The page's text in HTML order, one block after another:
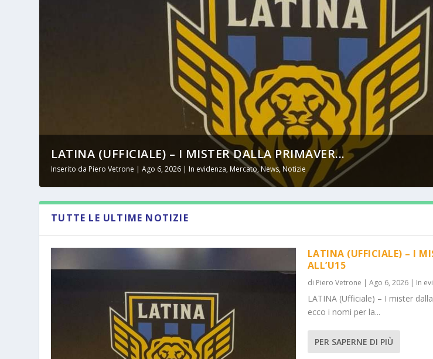
LATINA (UFFICIALE) – I MISTER DALLA PRIMAVER...
Inserito da Piero Vetrone |Ago 6, 2026 | In evidenza, Mercato,News,Notizie
TUTTE LE ULTIME NOTIZIE
LATINA (UFFICIALE) – I
ALL’U15
di Piero Vetrone | Ago 6, 2026| In
LATINA (Ufficiale) – I mister
ecco i nomi per la...
PER SAPERNE DI PIÙ